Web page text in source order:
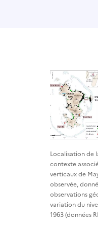
Localisation de
contexte
verticaux de
observée,
observations
variation du
1963 (données